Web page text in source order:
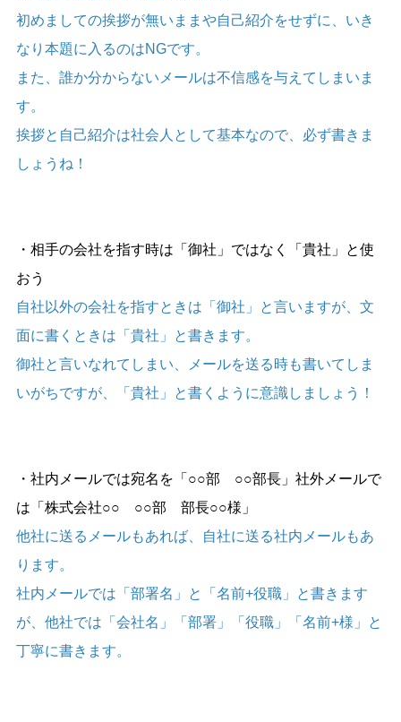
初めましての挨拶が無いままや自己紹介をせずに、いき
なり本題に入るのはNGです。
また、誰か分からないメールは不信感を与えてしまいま
す。
挨拶と自己紹介は社会人として基本なので、必ず書きま
しょうね！
・相手の会社を指す時は「御社」ではなく「貴社」と使
おう
自社以外の会社を指すときは「御社」と言いますが、文
面に書くときは「貴社」と書きます。
御社と言いなれてしまい、メールを送る時も書いてしま
いがちですが、「貴社」と書くように意識しましょう！
・社内メールでは宛名を「○○部 ○○部長」社外メールで
は「株式会社○○ ○○部 部長○○様」
他社に送るメールもあれば、自社に送る社内メールもあ
ります。
社内メールでは「部署名」と「名前+役職」と書きます
が、他社では「会社名」「部署」「役職」「名前+様」と
丁寧に書きます。